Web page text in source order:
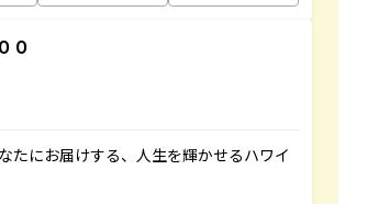
０
たにお届けする、人生を輝かせるハワイ